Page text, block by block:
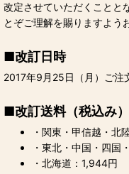
改定させていただくことと
とぞご理解を賜りますよう
■改訂日時
2017年9月25日（月）ご注
■改訂送料（税込み）
・関東・甲信越・北
・東北・中国・四国
・北海道：1,944円